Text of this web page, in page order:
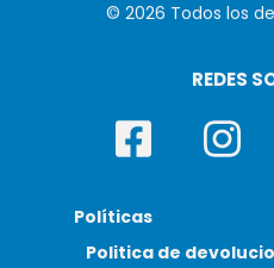
© 2026 Todos los
REDES
Políticas
Politica de